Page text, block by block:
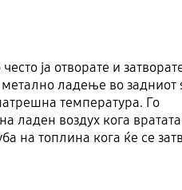
ја отворате и
ладење во задниот
температура. Го
ладен воздух кога
на топлина кога ќе се